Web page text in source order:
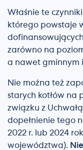
Właśnie te
którego powstaje
zarówno na
a nawet gminnym
Nie można też
starych kotłów na
związku z
dopełnienie tego
2022 r. lub 2024
województwa).